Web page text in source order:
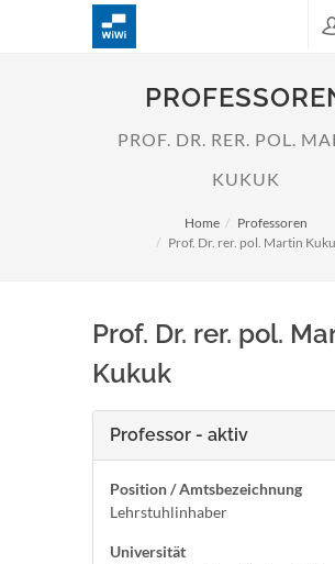
PROF. DR. RER. POL.
KUKUK
Home
Professoren
Prof. Dr. rer. pol. Martin
Prof. Dr. rer. pol.
Kukuk
Professor - aktiv
Position / Amtsbezeichnung
Lehrstuhlinhaber
Universität